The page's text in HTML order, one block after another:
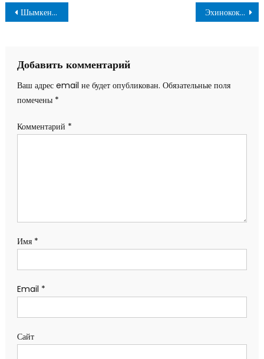
Навигация
записям
Шымкентте кәсіпкер қыз-келіншектер кездесуі өтті Эхинококкоз
Добавить комментарий
Ваш адрес email не будет опубликован. Обязательные поля
помечены *
Комментарий *
Имя *
Email *
Сайт